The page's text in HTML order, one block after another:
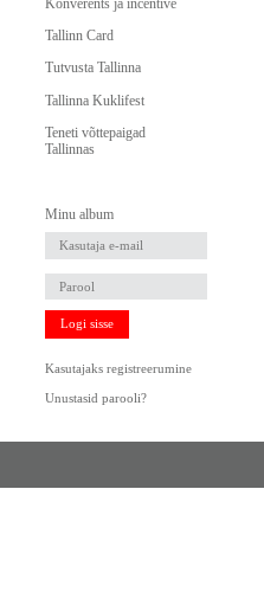
Tallinn Card
Tutvusta Tallinna
Tallinna Kuklifest
Teneti võttepaigad
Tallinnas
Minu album
Logi sisse
Kasutajaks registreerumine
Unustasid parooli?